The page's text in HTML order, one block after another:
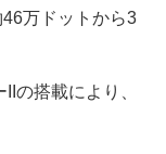
万ドットから3
の搭載により、